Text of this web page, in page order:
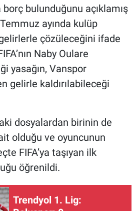
bulunduğunu açıklamış
ayında kulüp
çözüleceğini ifade
Naby Oulare
yasağın, Vanspor
gelirle kaldırılabileceği
dosyalardan birinin de
olduğu ve oyuncunun
FIFA’ya taşıyan ilk
öğrenildi.
Trendyol 1. Lig: